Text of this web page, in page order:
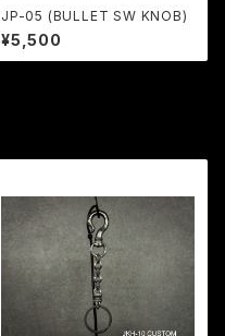
JP-05 (BULLET SW KNOB)
¥5,500